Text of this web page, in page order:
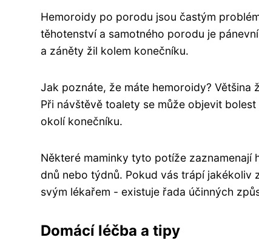
Hemoroidy po porodu jsou častým
těhotenství a samotného porodu je
a záněty žil kolem konečníku.
Jak poznáte, že máte hemoroidy? Většina
Při návštěvě toalety se může objevit
okolí konečníku.
Některé maminky tyto potíže
dnů nebo týdnů. Pokud vás trápí
svým lékařem - existuje řada účinných
Domácí léčba a tipy